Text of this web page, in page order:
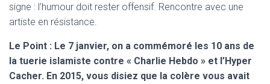
signe : l’humour doit rester offensif. Rencontre avec une
artiste en résistance.
Le Point : Le 7 janvier, on a commémoré les 10 ans de
la tuerie islamiste contre « Charlie Hebdo » et l’Hyper
Cacher. En 2015, vous disiez que la colère vous avait